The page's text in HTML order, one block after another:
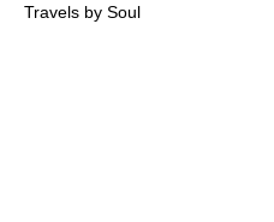
Travels by Soul